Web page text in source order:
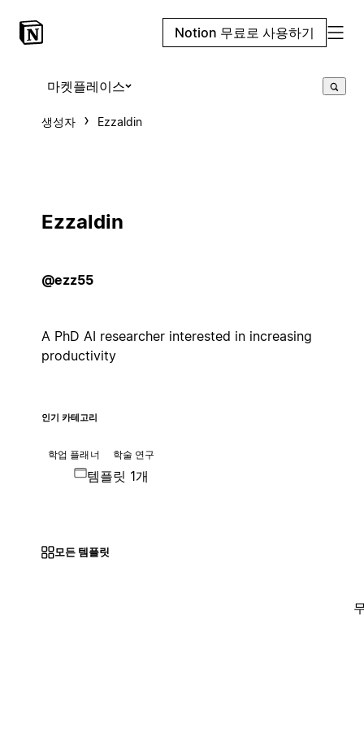
Notion 무료로 사용하기
마켓플레이스
생성자 Ezzaldin
Ezzaldin
@ezz55
A PhD AI researcher interested in increasing
productivity
인기 카테고리
학업 플래너 학술 연구
템플릿 1개
모든 템플릿